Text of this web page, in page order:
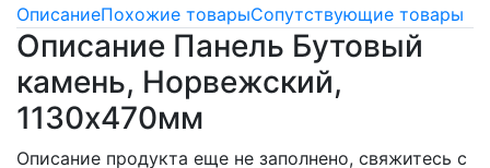
ОписаниеПохожие товарыСопутствующие товары
Описание Панель Бутовый
камень, Норвежский,
1130х470мм
Описание продукта еще не заполнено, свяжитесь с